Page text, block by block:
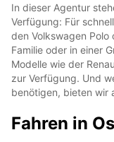
In dieser Agentur
Verfügung: Für
den Volkswagen
Familie oder in einer
Modelle wie der
zur Verfügung. Und
benötigen, bieten wir
Fahren in